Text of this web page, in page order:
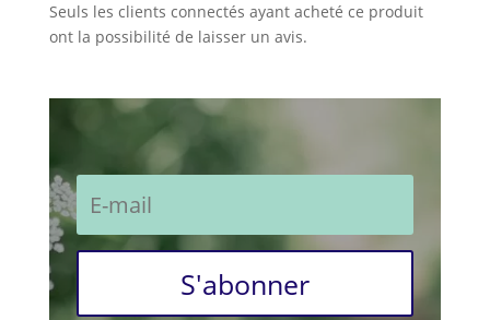
Seuls les clients connectés ayant acheté ce produit
ont la possibilité de laisser un avis.
S'abonner